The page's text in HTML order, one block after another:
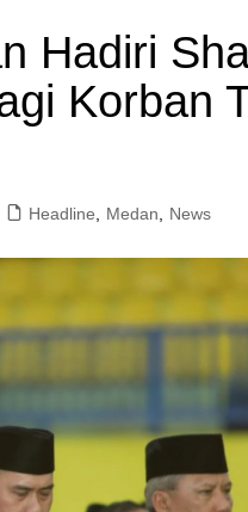
Hadiri
Korban
Headline Medan News